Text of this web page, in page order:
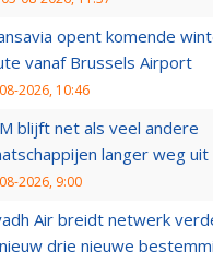
opent komende
vanaf Brussels Airport
2026, 10:46
blijft net als veel andere
langer weg
2026, 9:00
Air breidt netwerk
drie nieuwe